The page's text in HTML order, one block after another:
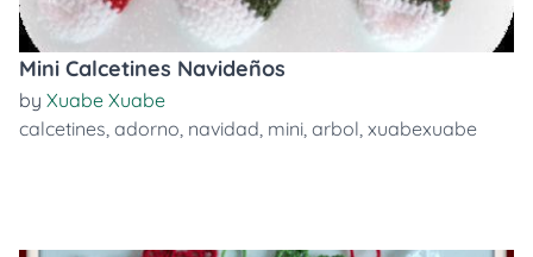
Mini Calcetines Navideños
by Xuabe Xuabe
calcetines, adorno, navidad, mini, arbol, xuabexuabe